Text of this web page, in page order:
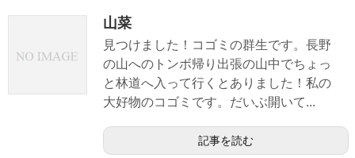
山菜
見つけました！コゴミの群生です。長野
の山へのトンボ帰り出張の山中でちょっ
と林道へ入って行くとありました！私の
大好物のコゴミです。だいぶ開いて...
記事を読む